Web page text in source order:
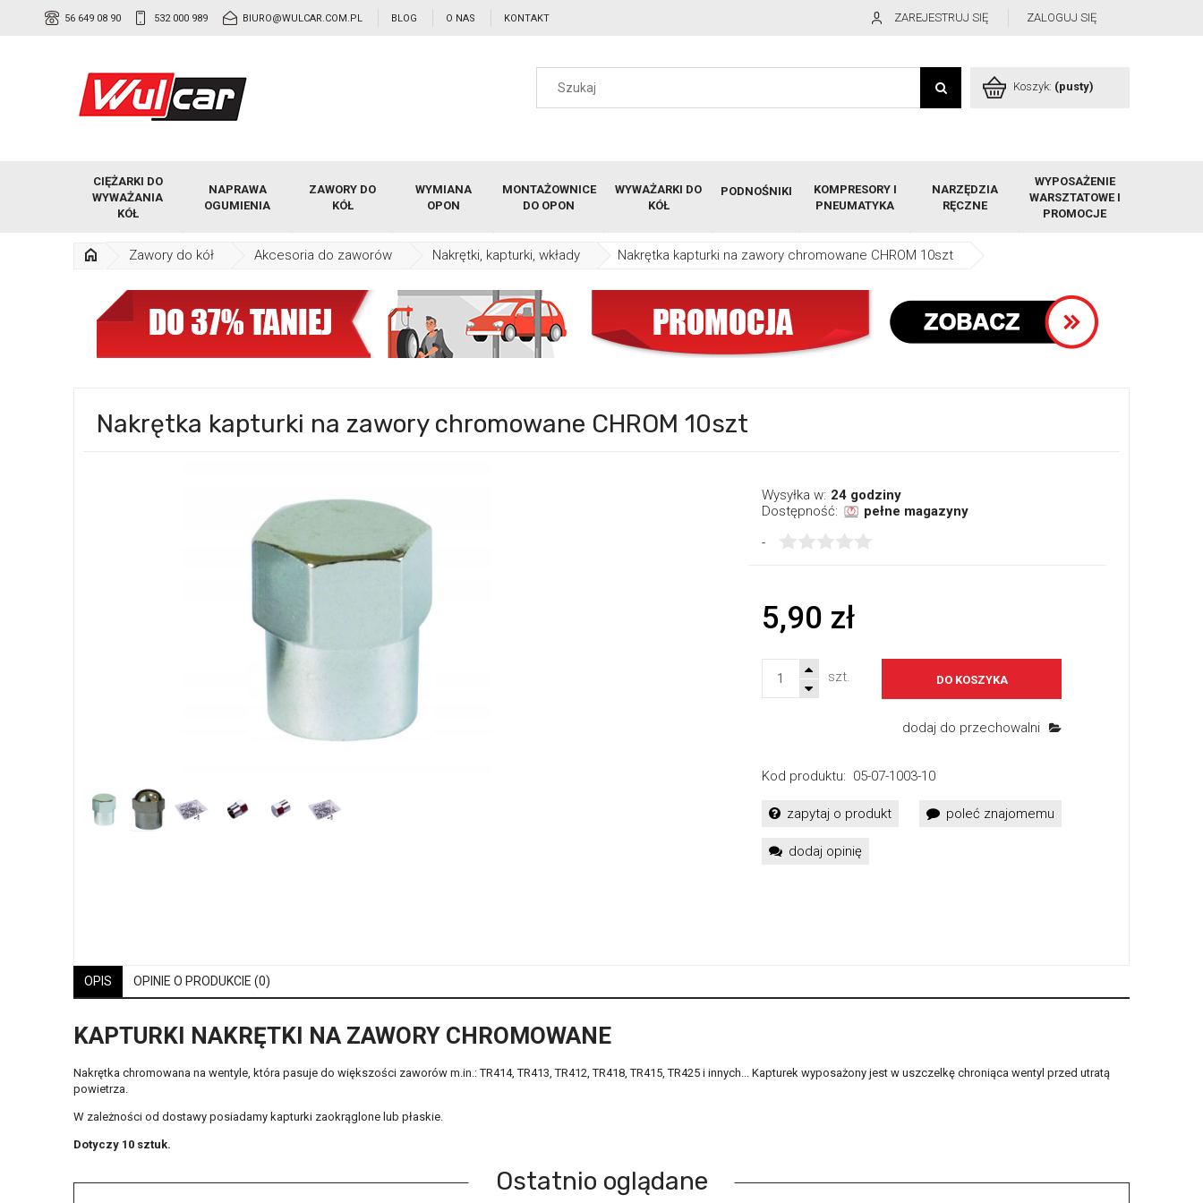
56 649 08 90 532 000 989 BIURO@WULCAR.COM.PL BLOG O NAS KONTAKT ZAREJESTRUJ SIĘ ZALOGUJ SIĘ
Koszyk: (pusty)
CIĘŻARKI DO
WYWAŻANIA
KÓŁ
NAPRAWA
OGUMIENIA
ZAWORY DO
KÓŁ
WYMIANA
OPON
MONTAŻOWNICE
DO OPON
WYWAŻARKI DO
KÓŁ
PODNOŚNIKI
KOMPRESORY I
PNEUMATYKA
NARZĘDZIA
RĘCZNE
WYPOSAŻENIE
WARSZTATOWE I
PROMOCJE
Zawory do kół Akcesoria do zaworów Nakrętki, kapturki, wkłady Nakrętka kapturki na zawory chromowane CHROM 10szt
Nakrętka kapturki na zawory chromowane CHROM 10szt
Wysyłka w: 24 godziny
Dostępność:
pełne magazyny
-
5,90 zł
szt. DO KOSZYKA
dodaj do przechowalni
Kod produktu: 05-07-1003-10
zapytaj o produkt poleć znajomemu
dodaj opinię
OPIS OPINIE O PRODUKCIE (0)
KAPTURKI NAKRĘTKI NA ZAWORY CHROMOWANE
Nakrętka chromowana na wentyle, która pasuje do większości zaworów m.in.: TR414, TR413, TR412, TR418, TR415, TR425 i innych... Kapturek wyposażony jest w uszczelkę chroniąca wentyl przed utratą
powietrza.
W zależności od dostawy posiadamy kapturki zaokrąglone lub płaskie.
Dotyczy 10 sztuk.
Ostatnio oglądane